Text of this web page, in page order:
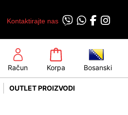
Kontaktirajte nas
Račun Korpa Bosanski
OUTLET PROIZVODI